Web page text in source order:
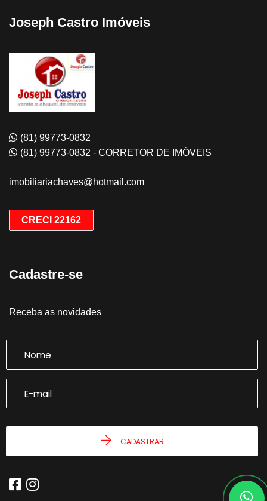
Joseph Castro Imóveis
(81) 99773-0832
(81) 99773-0832 - CORRETOR DE IMÓVEIS
imobiliariachaves@hotmail.com
CRECI 22162
Cadastre-se
Receba as novidades
CADASTRAR